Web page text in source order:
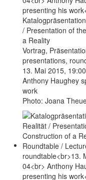
/ Presentation of
a Reality
Vortrag,
presentations,
13. Mai 2015,
Anthony Haughey
work
Photo: Joana